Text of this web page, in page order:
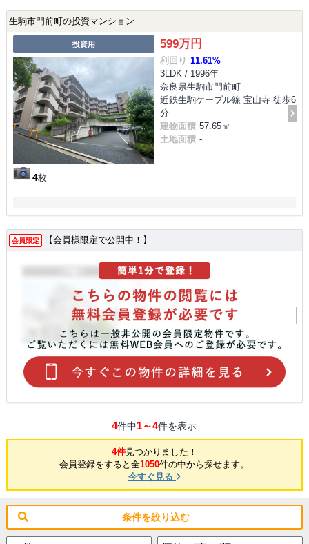
生駒市門前町の投資マンション
投資用
4枚
599万円
利回り 11.61%
3LDK / 1996年
奈良県生駒市門前町
近鉄生駒ケーブル線 宝山寺 徒歩6
分
建物面積 57.65㎡
土地面積 -
会員限定 【会員様限定で公開中！】
4件中1～4件を表示
4件見つかりました！
会員登録をすると全1050件の中から探せます。
今すぐ見る
条件を絞り込む